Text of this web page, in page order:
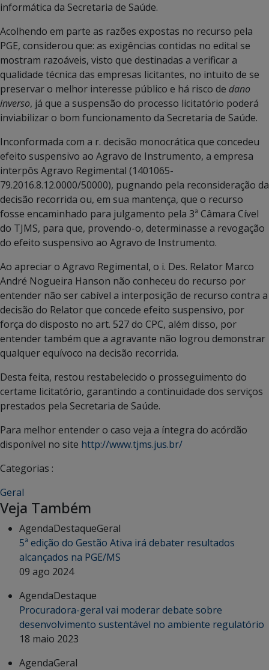
informática da Secretaria de Saúde.
Acolhendo em parte as razões expostas no recurso pela
PGE, considerou que: as exigências contidas no edital se
mostram razoáveis, visto que destinadas a verificar a
qualidade técnica das empresas licitantes, no intuito de se
preservar o melhor interesse público e há risco de dano
inverso, já que a suspensão do processo licitatório poderá
inviabilizar o bom funcionamento da Secretaria de Saúde.
Inconformada com a r. decisão monocrática que concedeu
efeito suspensivo ao Agravo de Instrumento, a empresa
interpôs Agravo Regimental (1401065-
79.2016.8.12.0000/50000), pugnando pela reconsideração da
decisão recorrida ou, em sua mantença, que o recurso
fosse encaminhado para julgamento pela 3ª Câmara Cível
do TJMS, para que, provendo-o, determinasse a revogação
do efeito suspensivo ao Agravo de Instrumento.
Ao apreciar o Agravo Regimental, o i. Des. Relator Marco
André Nogueira Hanson não conheceu do recurso por
entender não ser cabível a interposição de recurso contra a
decisão do Relator que concede efeito suspensivo, por
força do disposto no art. 527 do CPC, além disso, por
entender também que a agravante não logrou demonstrar
qualquer equívoco na decisão recorrida.
Desta feita, restou restabelecido o prosseguimento do
certame licitatório, garantindo a continuidade dos serviços
prestados pela Secretaria de Saúde.
Para melhor entender o caso veja a íntegra do acórdão
disponível no site http://www.tjms.jus.br/
Categorias :
Geral
Veja Também
AgendaDestaqueGeral
5ª edição do Gestão Ativa irá debater resultados
alcançados na PGE/MS
09 ago 2024
AgendaDestaque
Procuradora-geral vai moderar debate sobre
desenvolvimento sustentável no ambiente regulatório
18 maio 2023
AgendaGeral